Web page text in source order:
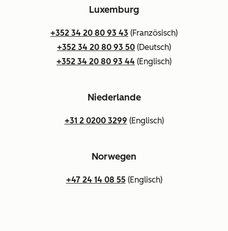
Luxemburg
+352 34 20 80 93 43 (Französisch)
+352 34 20 80 93 50 (Deutsch)
+352 34 20 80 93 44 (Englisch)
Niederlande
+31 2 0200 3299 (Englisch)
Norwegen
+47 24 14 08 55(Englisch)